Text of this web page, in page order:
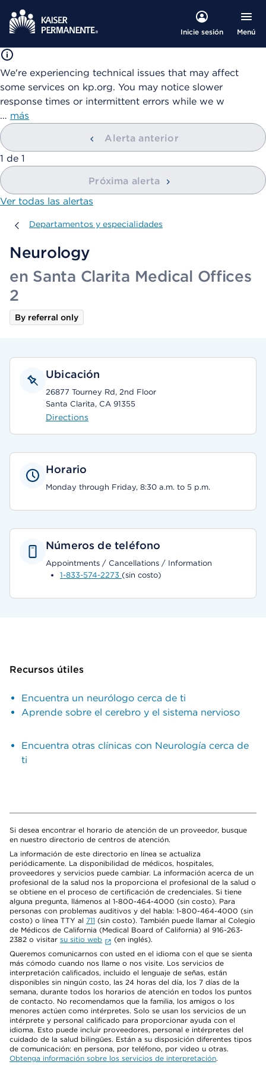
Inicie sesión Menú
We're experiencing technical issues that may affect
some services on kp.org. You may notice slower
response times or intermittent errors while we w
… más
Alerta anterior
mostrando
1 de 1
Próxima alerta
Ver todas las alertas
Departamentos y especialidades
Departamentos y especialidades
Neurology
en Santa Clarita Medical Offices
2
By referral only
Ubicación
26877 Tourney Rd, 2nd Floor
Santa Clarita, CA 91355
Directions
Horario
Monday through Friday, 8:30 a.m. to 5 p.m.
Números de teléfono
Appointments / Cancellations / Information
1-833-574-2273 (sin costo)
Recursos útiles
Encuentra un neurólogo cerca de ti
Aprende sobre el cerebro y el sistema nervioso
Encuentra otras clínicas con Neurología cerca de
ti
Si desea encontrar el horario de atención de un proveedor, busque
en nuestro directorio de centros de atención.
La información de este directorio en línea se actualiza
periódicamente. La disponibilidad de médicos, hospitales,
proveedores y servicios puede cambiar. La información acerca de un
profesional de la salud nos la proporciona el profesional de la salud o
se obtiene en el proceso de certificación de credenciales. Si tiene
alguna pregunta, llámenos al 1-800-464-4000 (sin costo). Para
personas con problemas auditivos y del habla: 1-800-464-4000 (sin
costo) o línea TTY al 711 (sin costo). También puede llamar al Colegio
de Médicos de California (Medical Board of California) al 916-263-
2382 o visitar su sitio web
(en inglés).
Queremos comunicarnos con usted en el idioma con el que se sienta
más cómodo cuando nos llame o nos visite. Los servicios de
interpretación calificados, incluido el lenguaje de señas, están
disponibles sin ningún costo, las 24 horas del día, los 7 días de la
semana, durante todos los horarios de atención en todos los puntos
de contacto. No recomendamos que la familia, los amigos o los
menores actúen como intérpretes. Solo se usan los servicios de un
intérprete y personal calificado para proporcionar ayuda con el
idioma. Esto puede incluir proveedores, personal e intérpretes del
cuidado de la salud bilingües. Están a su disposición diferentes tipos
de comunicación: en persona, por teléfono, por video u otras.
Obtenga información sobre los servicios de interpretación.